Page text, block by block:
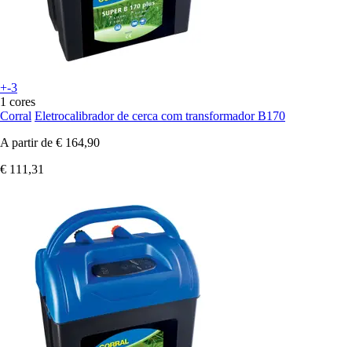
+-3
1 cores
Corral Eletrocalibrador de cerca com transformador B170
A partir de € 164,90
€ 111,31